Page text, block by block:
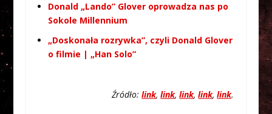
Donald „Lando” Glover oprowadza nas po
Sokole Millennium
„Doskonała rozrywka”, czyli Donald Glover
o filmie | „Han Solo”
Źródło:link,link,link,link,link.